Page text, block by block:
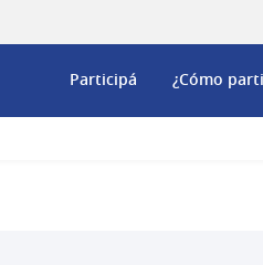
Participá ¿Cómo